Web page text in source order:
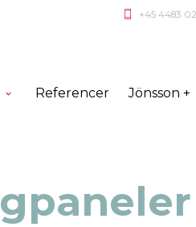
+45 4483
Referencer Jönsson +